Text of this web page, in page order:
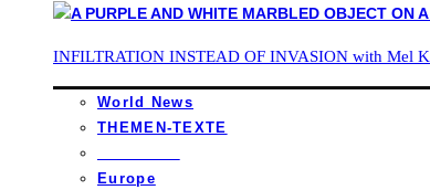
INFILTRATION INSTEAD OF INVASION with Mel K
World News
THEMEN-TEXTE
Europe